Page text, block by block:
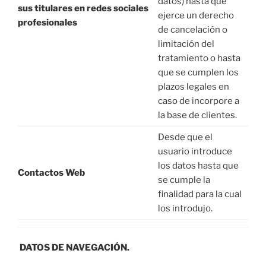
sus titulares en redes sociales
profesionales
ejerce un derecho
de cancelación o
limitación del
tratamiento o hasta
que se cumplen los
plazos legales en
caso de incorpore a
la base de clientes.
Contactos Web
Desde que el
usuario introduce
los datos hasta que
se cumple la
finalidad para la cual
los introdujo.
DATOS DE NAVEGACIÓN.